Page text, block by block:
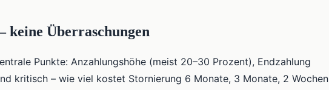
Überraschungen
Punkte: Anzahlungshöhe (meist 20–30 Prozent), Endzahlung
kritisch – wie viel kostet Stornierung 6 Monate, 3 Monate, 2 Wochen